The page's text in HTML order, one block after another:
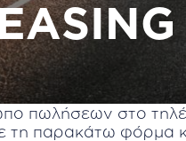
πωλήσεων στο
τη παρακάτω φόρμα